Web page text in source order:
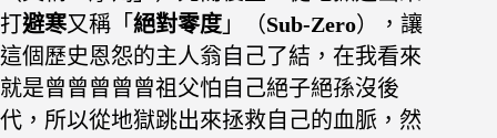
打避寒又稱「 絕對零度 」（Sub-Zero），讓
這個歷史恩怨的主人翁自己了結，在我看來
就是曾曾曾曾曾祖父怕自己絕子絕孫沒後
代，所以從地獄跳出來拯救自己的血脈，然